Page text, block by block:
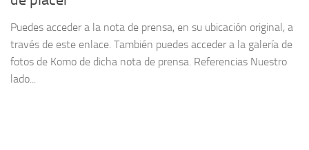
Puedes acceder a la nota de prensa, en su ubicación original, a
través de este enlace. También puedes acceder a la galería de
fotos de Komo de dicha nota de prensa. Referencias Nuestro
lado...